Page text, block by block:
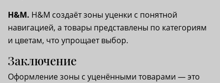
H&M. H&M создаёт зоны уценки с понятной
навигацией, а товары представлены по категориям
и цветам, что упрощает выбор.
Заключение
Оформление зоны с уценёнными товарами — это